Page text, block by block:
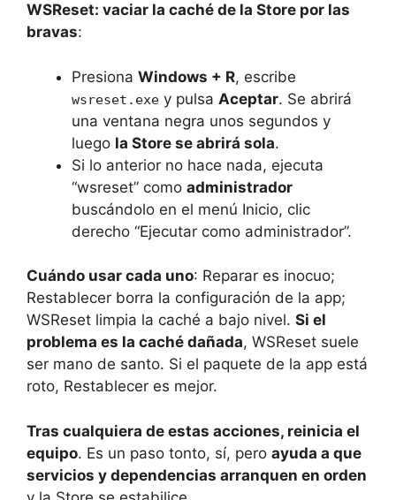
WSReset: vaciar la caché de la Store por las
bravas:
Presiona Windows + R, escribe
wsreset.exe y pulsa Aceptar. Se abrirá
una ventana negra unos segundos y
luego la Store se abrirá sola.
Si lo anterior no hace nada, ejecuta
“wsreset” como administrador
buscándolo en el menú Inicio, clic
derecho “Ejecutar como administrador”.
Cuándo usar cada uno: Reparar es inocuo;
Restablecer borra la configuración de la app;
WSReset limpia la caché a bajo nivel. Si el
problema es la caché dañada, WSReset suele
ser mano de santo. Si el paquete de la app está
roto, Restablecer es mejor.
Tras cualquiera de estas acciones, reinicia el
equipo. Es un paso tonto, sí, pero ayuda a que
servicios y dependencias arranquen en orden